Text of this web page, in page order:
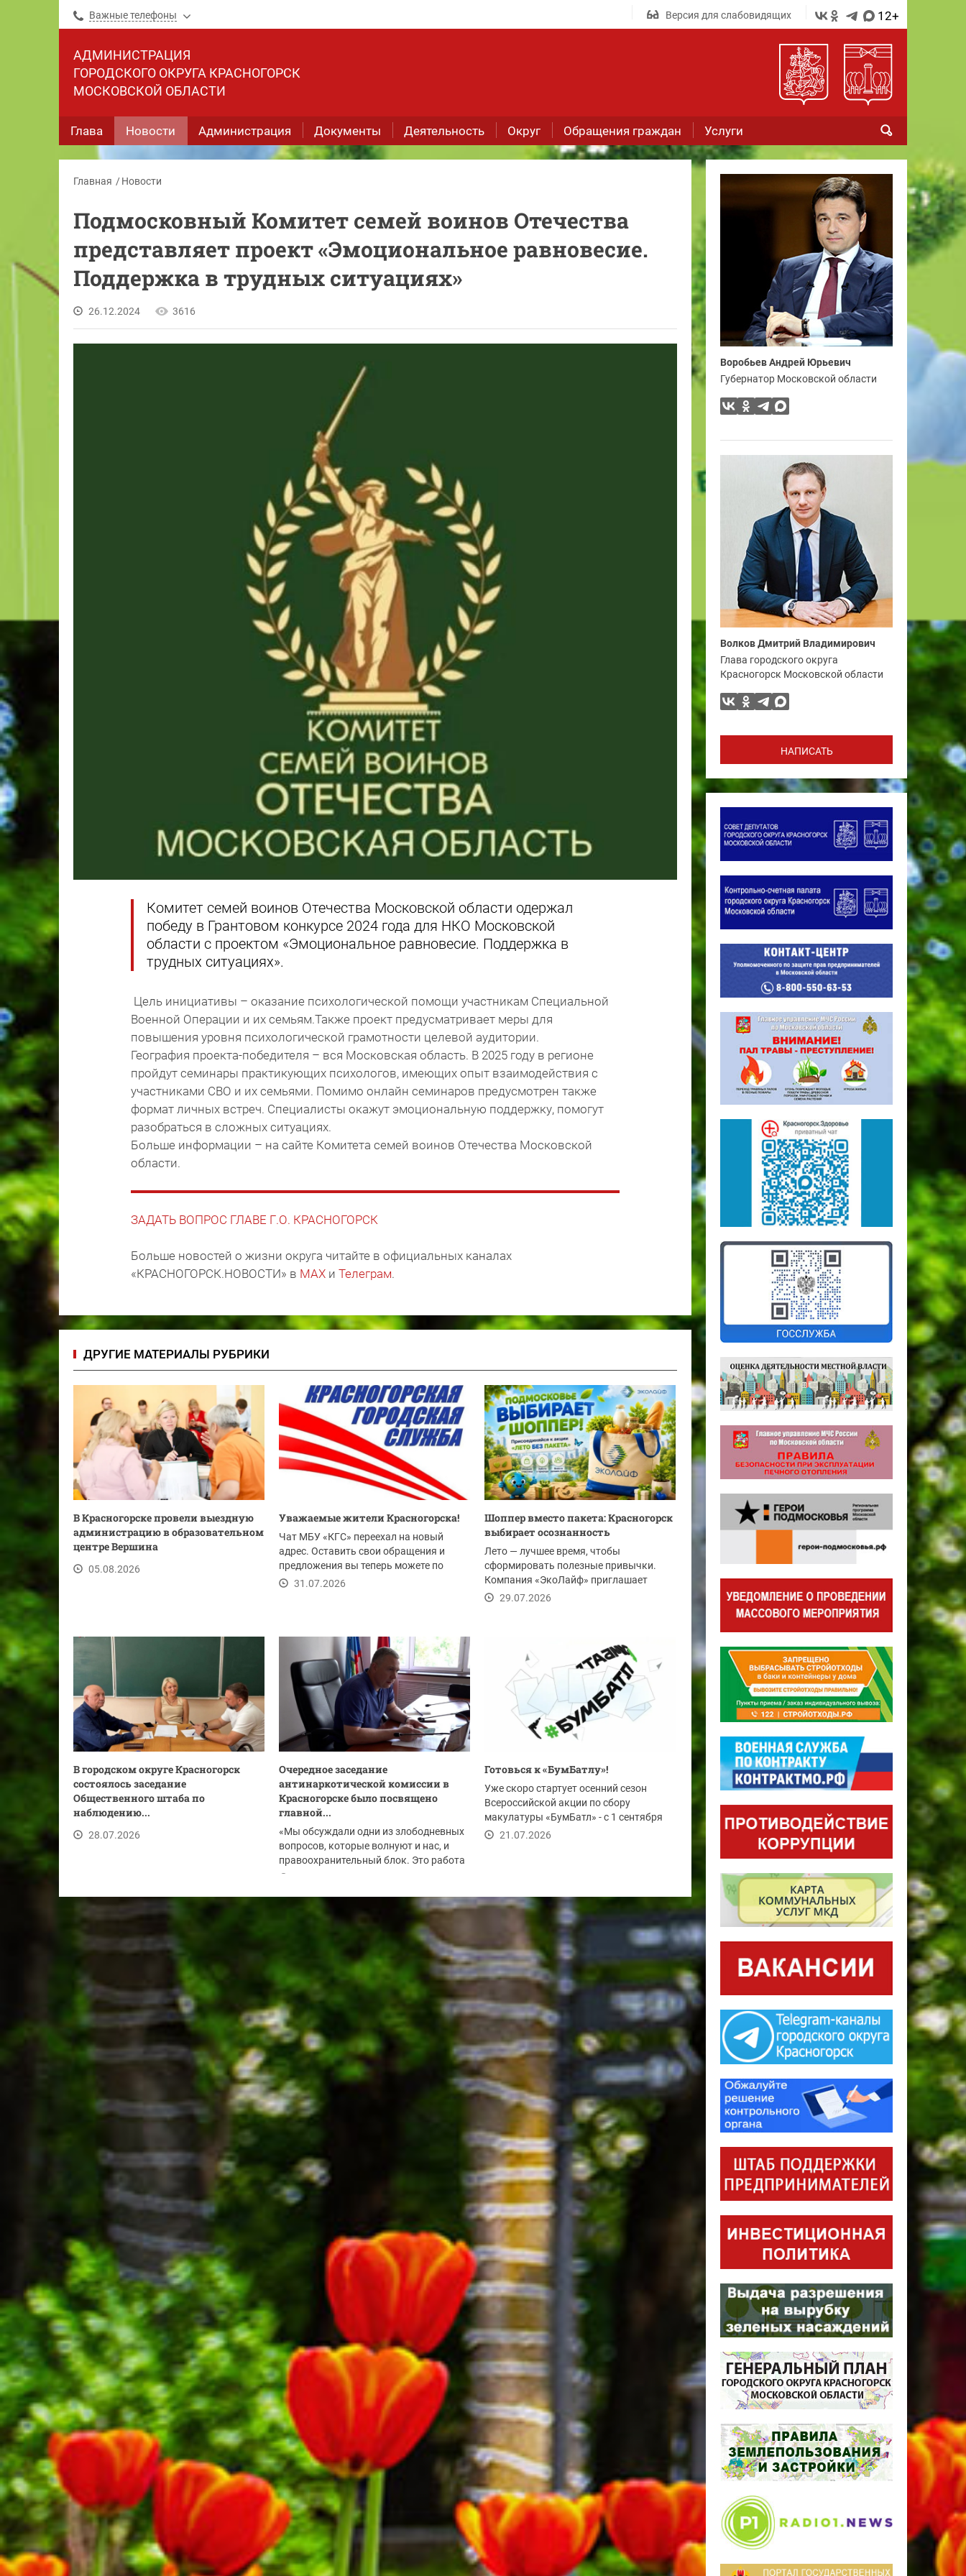
Важные телефоны Версия для слабовидящих 12+
АДМИНИСТРАЦИЯ
ГОРОДСКОГО ОКРУГА КРАСНОГОРСК
МОСКОВСКОЙ ОБЛАСТИ
Глава Новости Администрация Документы Деятельность Округ Обращения граждан Услуги
Главная Новости
Подмосковный Комитет семей воинов Отечества
представляет проект «Эмоциональное равновесие.
Поддержка в трудных ситуациях»
26.12.2024 3616
Комитет семей воинов Отечества Московской области одержал
победу в Грантовом конкурсе 2024 года для НКО Московской
области с проектом «Эмоциональное равновесие. Поддержка в
трудных ситуациях».
Цель инициативы – оказание психологической помощи участникам Специальной
Военной Операции и их семьям.Также проект предусматривает меры для
повышения уровня психологической грамотности целевой аудитории.
География проекта-победителя – вся Московская область. В 2025 году в регионе
пройдут семинары практикующих психологов, имеющих опыт взаимодействия с
участниками СВО и их семьями. Помимо онлайн семинаров предусмотрен также
формат личных встреч. Специалисты окажут эмоциональную поддержку, помогут
разобраться в сложных ситуациях.
Больше информации – на сайте Комитета семей воинов Отечества Московской
области.
ЗАДАТЬ ВОПРОС ГЛАВЕ Г.О. КРАСНОГОРСК
Больше новостей о жизни округа читайте в официальных каналах
«КРАСНОГОРСК.НОВОСТИ» в MAX и Телеграм.
ДРУГИЕ МАТЕРИАЛЫ РУБРИКИ
В Красногорске провели выездную
администрацию в образовательном
центре Вершина
05.08.2026
Уважаемые жители Красногорска!
Чат МБУ «КГС» переехал на новый
адрес. Оставить свои обращения и
предложения вы теперь можете по
ссылке.
31.07.2026
Шоппер вместо пакета: Красногорск
выбирает осознанность
Лето — лучшее время, чтобы
сформировать полезные привычки.
Компания «ЭкоЛайф» приглашает
жителей Красногорска и всего...
29.07.2026
В городском округе Красногорск
состоялось заседание
Общественного штаба по
наблюдению...
28.07.2026
Очередное заседание
антинаркотической комиссии в
Красногорске было посвящено
главной...
«Мы обсуждали одни из злободневных
вопросов, которые волнуют и нас, и
правоохранительный блок. Это работа
по...
Готовься к «БумБатлу»!
Уже скоро стартует осенний сезон
Всероссийской акции по сбору
макулатуры «БумБатл» - с 1 сентября
по 30 ноября. Акция...
21.07.2026
Воробьев Андрей Юрьевич
Губернатор Московской области
Волков Дмитрий Владимирович
Глава городского округа
Красногорск Московской области
НАПИСАТЬ